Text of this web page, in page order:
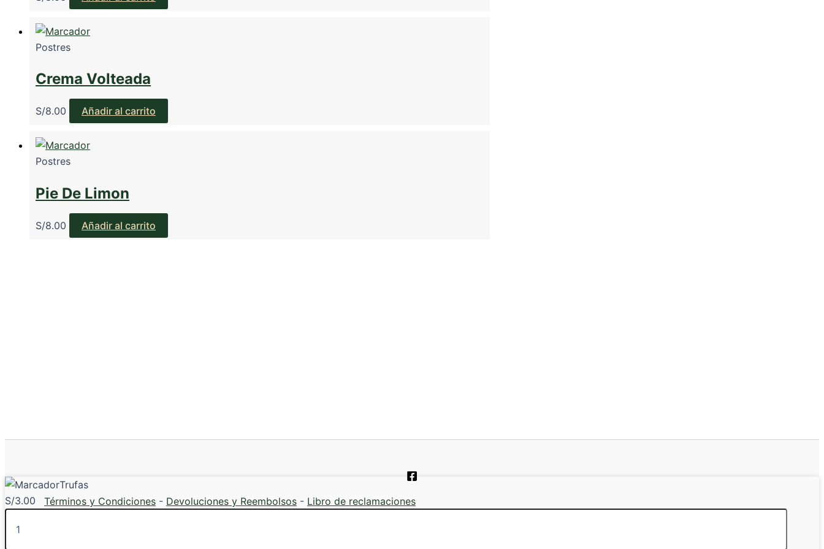
Postres
Crema Volteada
S/8.00 Añadir al carrito
Postres
Pie De Limon
S/8.00 Añadir al carrito
Términos y Condiciones - Devoluciones y Reembolsos - Libro de reclamaciones
Trufas
S/3.00
Trufas
cantidad